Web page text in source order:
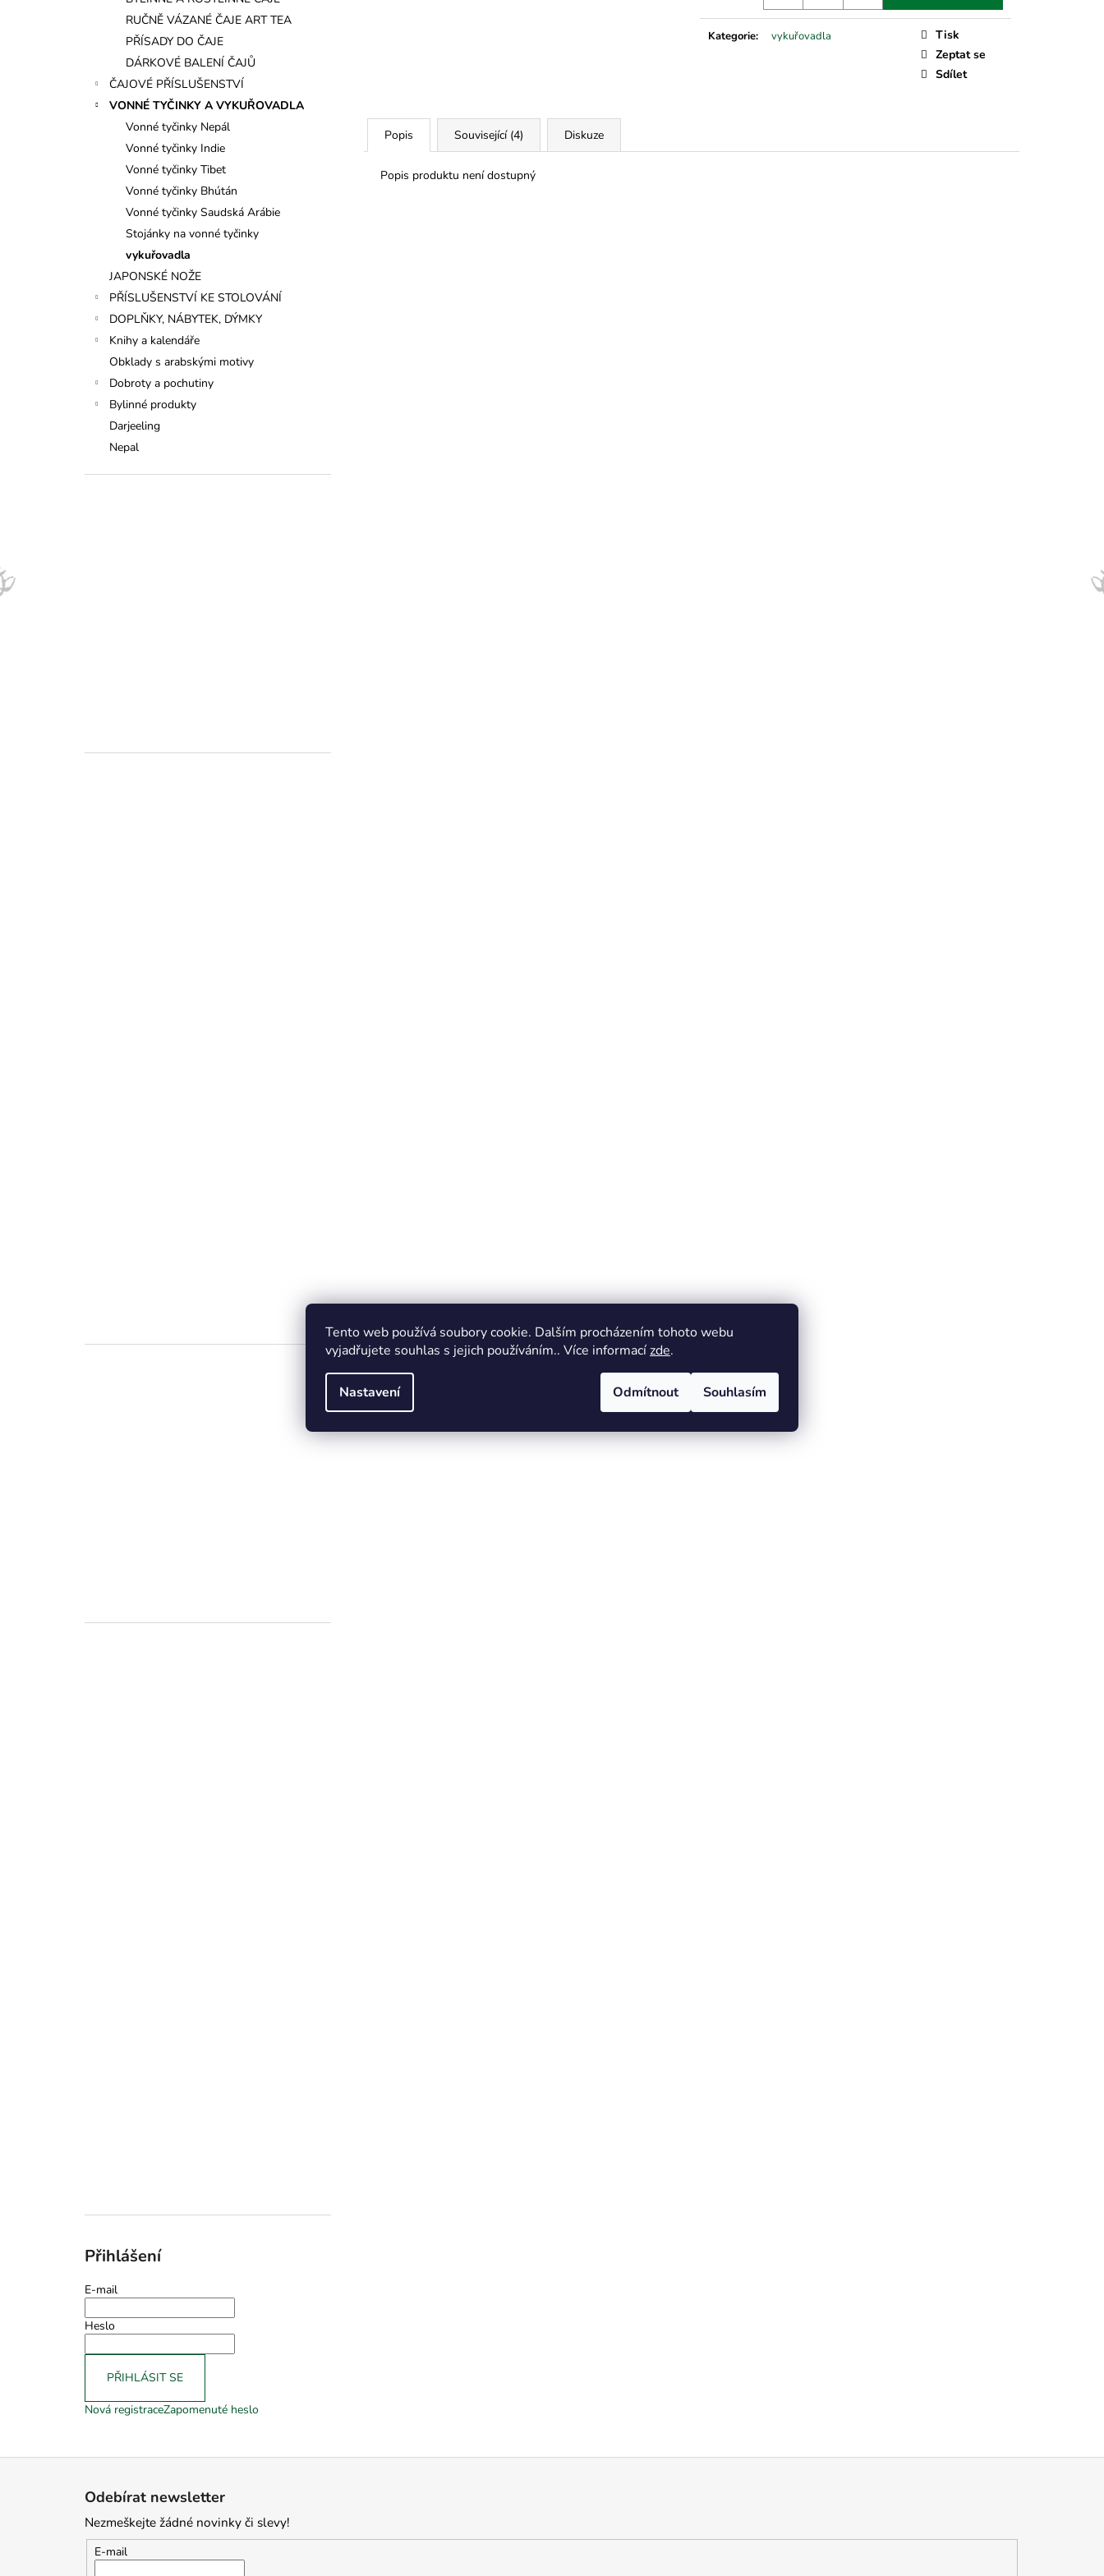
Tento web používá soubory cookie. Dalším procházením tohoto webu
vyjadřujete souhlas s jejich používáním.. Více informacízde.
Nastavení Odmítnout Souhlasím
RUČNĚ VÁZANÉ ČAJE ART TEA
PŘÍSADY DO ČAJE
DÁRKOVÉ BALENÍ ČAJŮ
ČAJOVÉ PŘÍSLUŠENSTVÍ
VONNÉ TYČINKY A VYKUŘOVADLA
Vonné tyčinky Nepál
Vonné tyčinky Indie
Vonné tyčinky Tibet
Vonné tyčinky Bhútán
Vonné tyčinky Saudská Arábie
Stojánky na vonné tyčinky
vykuřovadla
JAPONSKÉ NOŽE
PŘÍSLUŠENSTVÍ KE STOLOVÁNÍ
DOPLŇKY, NÁBYTEK, DÝMKY
Knihy a kalendáře
Obklady s arabskými motivy
Dobroty a pochutiny
Bylinné produkty
Darjeeling
Nepal
Přihlášení
E-mail
Heslo
PŘIHLÁSIT SE
Nová registraceZapomenuté heslo
Kategorie: vykuřovadla
Tisk
Zeptat se
Sdílet
Popis Související (4) Diskuze
Popis produktu není dostupný
Odebírat newsletter
Nezmeškejte žádné novinky či slevy!
E-mail